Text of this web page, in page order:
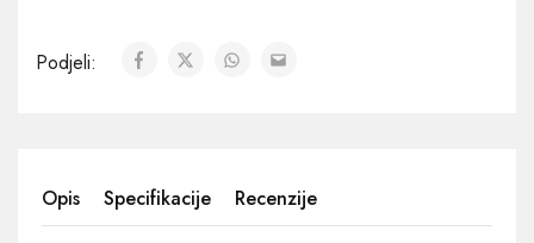
Podjeli:
Opis Specifikacije Recenzije